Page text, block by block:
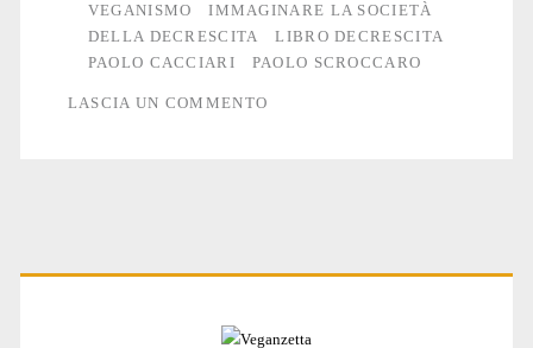
VEGANISMO
IMMAGINARE LA SOCIETÀ
DELLA DECRESCITA
LIBRO DECRESCITA
PAOLO CACCIARI
PAOLO SCROCCARO
LASCIA UN COMMENTO
Primary